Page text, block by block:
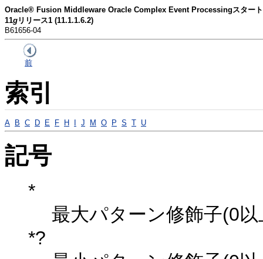
Oracle® Fusion Middleware Oracle Complex Event Processingスター
11g リリース1 (11.1.1.6.2)
B61656-04
前
索引
A B C D E F H J M O P S T U
記号
*
最大パターン修飾子(0
*?